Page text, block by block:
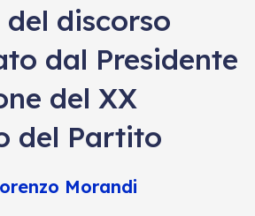
del discorso
dal Presidente
del XX
del Partito
Morandi